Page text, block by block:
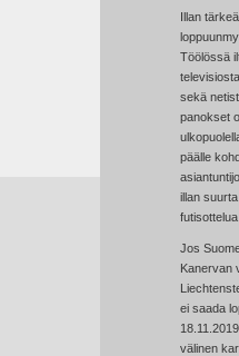
Illan
Töölössä
sekä
panokset
päälle
illan
Jos
Kanervan
ei saada
välinen